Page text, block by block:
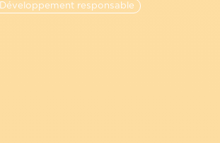
Développement responsable